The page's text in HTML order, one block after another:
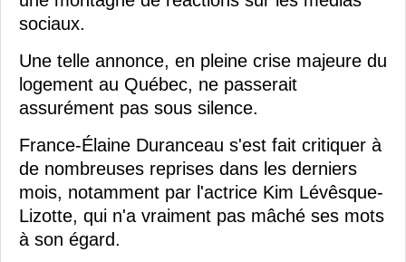
sociaux.
Une telle annonce, en pleine crise majeure du
logement au Québec, ne passerait
assurément pas sous silence.
France-Élaine Duranceau s'est fait critiquer à
de nombreuses reprises dans les derniers
mois, notamment par l'actrice Kim Lévêsque-
Lizotte, qui n'a vraiment pas mâché ses mots
à son égard.